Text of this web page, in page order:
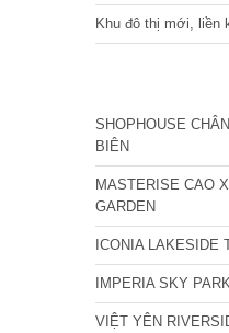
Khu đô thị mới, liền
SHOPHOUSE
BIÊN
MASTERISE CAO
GARDEN
ICONIA LAKESIDE
IMPERIA SKY
VIỆT YÊN